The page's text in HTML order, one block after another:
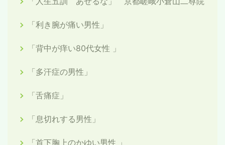
「利き腕が痛い男性」
「背中が痒い80代女性 」
「多汗症の男性」
「舌痛症」
「息切れする男性」
「首下胸上のかゆい男性 」